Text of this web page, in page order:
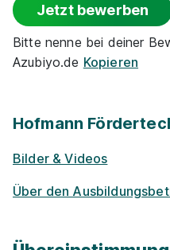
Park­plätze
Nachhaltigkeit /
Jetzt bewerben
Bitte nenne bei deiner
Azubiyo.de Kopieren
Hofmann
Bilder & Videos
Über den